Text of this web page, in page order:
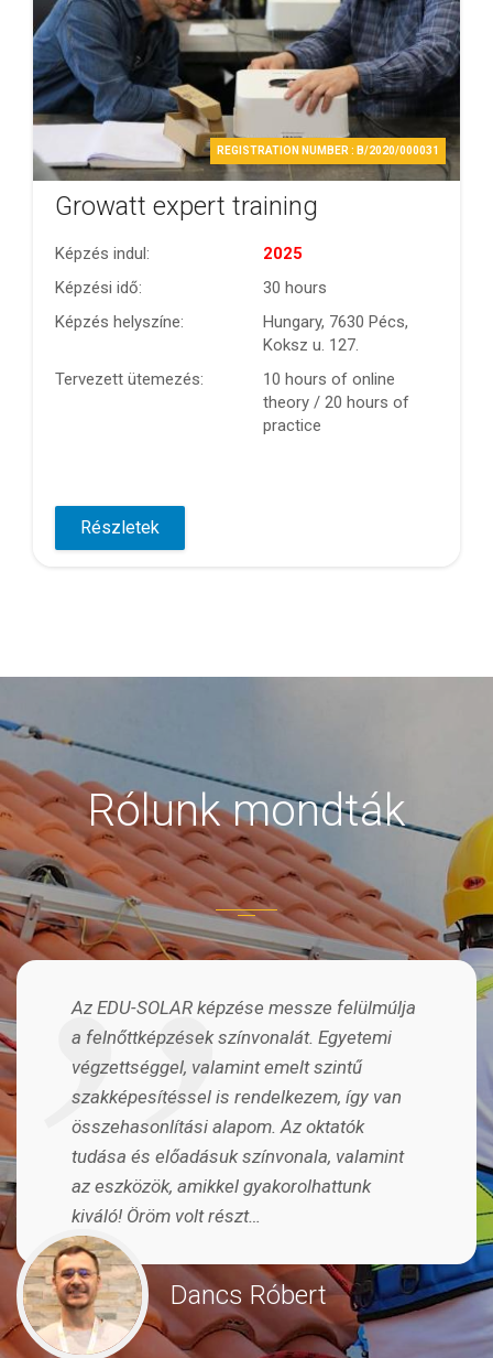
REGISTRATION NUMBER : B/2020/000031
Growatt expert training
Képzés indul:
2025
Képzési idő:
30 hours
Képzés helyszíne:
Hungary, 7630 Pécs,
Koksz u. 127.
Tervezett ütemezés:
10 hours of online
theory / 20 hours of
practice
Részletek
Rólunk mondták
Az EDU-SOLAR képzése messze felülmúlja
a felnőttképzések színvonalát. Egyetemi
végzettséggel, valamint emelt szintű
szakképesítéssel is rendelkezem, így van
összehasonlítási alapom. Az oktatók
tudása és előadásuk színvonala, valamint
az eszközök, amikkel gyakorolhattunk
kiváló! Öröm volt részt…
Dancs Róbert